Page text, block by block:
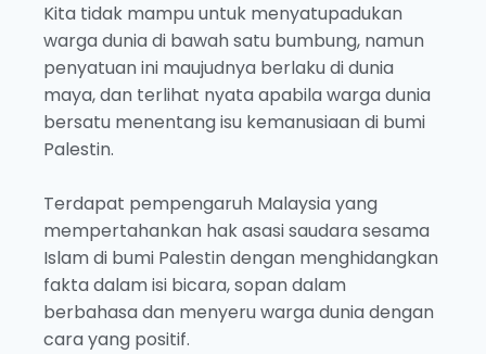
Kita tidak mampu untuk menyatupadukan
warga dunia di bawah satu bumbung, namun
penyatuan ini maujudnya berlaku di dunia
maya, dan terlihat nyata apabila warga dunia
bersatu menentang isu kemanusiaan di bumi
Palestin.
Terdapat pempengaruh Malaysia yang
mempertahankan hak asasi saudara sesama
Islam di bumi Palestin dengan menghidangkan
fakta dalam isi bicara, sopan dalam
berbahasa dan menyeru warga dunia dengan
cara yang positif.